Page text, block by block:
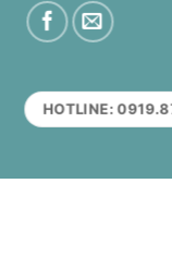
HOTLINE: